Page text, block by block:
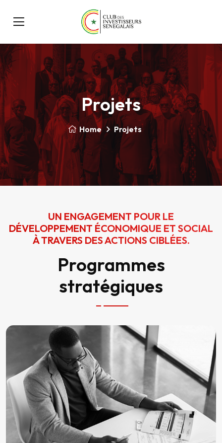
Projets
Home Projets
UN ENGAGEMENT POUR LE
DÉVELOPPEMENT ÉCONOMIQUE ET SOCIAL
À TRAVERS DES ACTIONS CIBLÉES.
Programmes
stratégiques